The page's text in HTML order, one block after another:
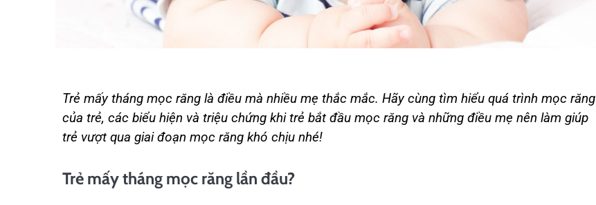
Trẻ mấy tháng mọc răng là điều mà nhiều mẹ thắc mắc. Hãy cùng tìm hiểu quá trình mọc răng
của trẻ, các biểu hiện và triệu chứng khi trẻ bắt đầu mọc răng và những điều mẹ nên làm giúp
trẻ vượt qua giai đoạn mọc răng khó chịu nhé!
Trẻ mấy tháng mọc răng lần đầu?